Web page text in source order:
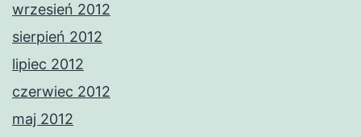
wrzesień 2012
sierpień 2012
lipiec 2012
czerwiec 2012
maj 2012